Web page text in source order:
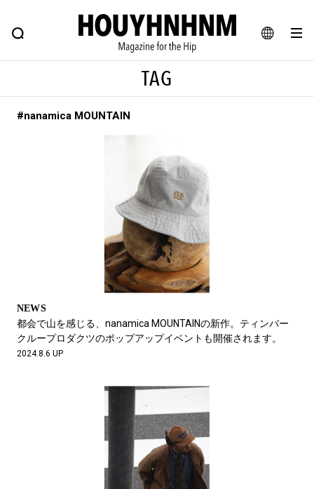
JA
FEATURE BLOG SNAP
ヒップなファッション、カルチャー、ライフスタイルWEBマガジン
#憧れの逸品
#ESSENTIAL DESIGNS #古着サミット
#マイナーグッド図鑑
#路地裏てぃーん。 #MONTHLY JOURNAL
#GH 銘品の所以 #フイナムのYouTube
#FOCUS IT #AH.H
#FASHION #MUSIC
#LIFESTYLE
#SPORTS #HANDSOME HANDBOOK
TAG
#nanamica MOUNTAIN
NEWS
都会で山を感じる、nanamica MOUNTAINの新作。ティンバー
クループロダクツのポップアップイベントも開催されます。
2024.8.6 UP